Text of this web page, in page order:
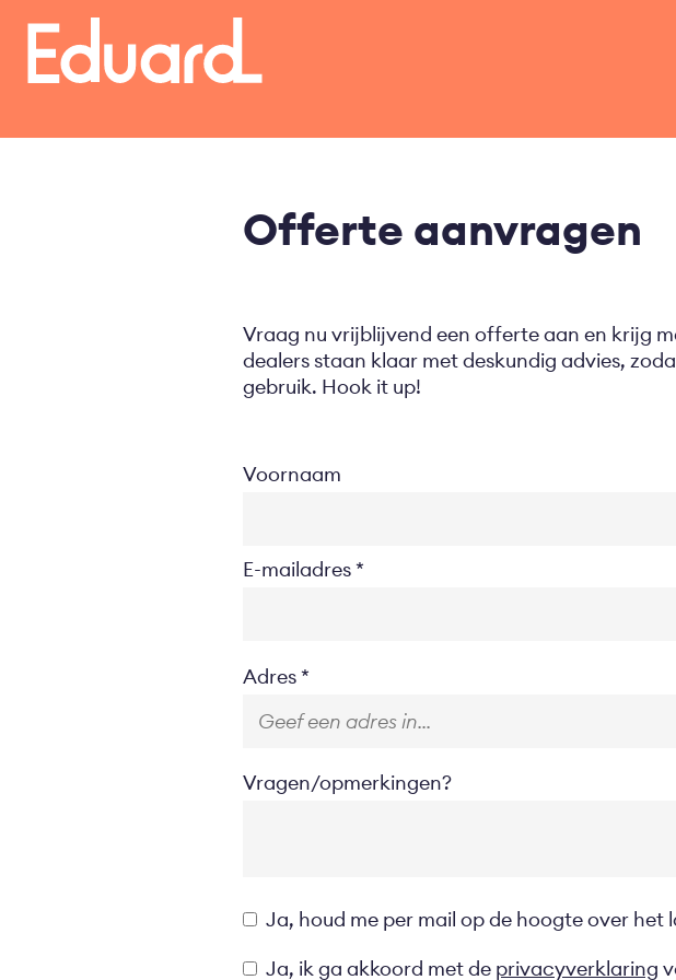
Overslaan
naar
gaan
Offerte aanvragen
Vraag nu vrijblijvend een offerte aan en krijg
dealers staan klaar met deskundig advies,
gebruik. Hook it up!
Voornaam
E-mailadres
Location
Adres
Vragen/opmerkingen?
Opt-
in
Ja, houd me per mail op de hoogte over het
Privacyverklaring
Ja, ik ga akkoord met de privacyverklaring